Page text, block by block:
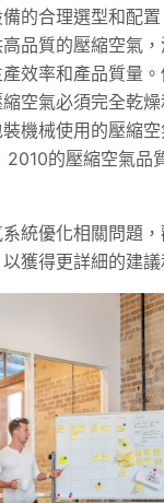
的合理選型和配
品質的壓縮空氣
效率和產品質量
空氣必須完全乾
機械使用的壓縮空
2010的壓縮空氣品
統優化相關問題
獲得更詳細的建議